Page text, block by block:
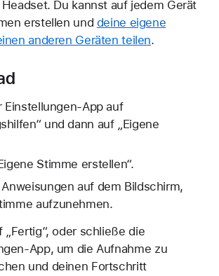
Du kannst auf jedem Gerät
erstellen und deine eigene
anderen Geräten teilen.
Einstellungen-App auf
und dann auf „Eigene
Stimme erstellen“.
auf dem Bildschirm,
aufzunehmen.
„Fertig“, oder schließe die
App, um die Aufnahme zu
und deinen Fortschritt